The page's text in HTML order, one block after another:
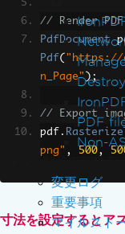
PDF
Non-
変更ログ
重要事項
マイルスト
// Render PDF
PdfDocument
Pdf( "https://
n_Page");
// Export
pdf .
png" , 500,
寸法を設定するとア